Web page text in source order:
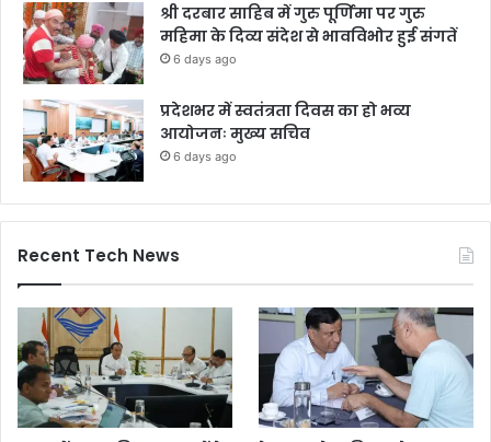
श्री दरबार साहिब में गुरु पूर्णिमा पर गुरु
महिमा के दिव्य संदेश से भावविभोर हुई संगतें
6 days ago
प्रदेशभर में स्वतंत्रता दिवस का हो भव्य
आयोजनः मुख्य सचिव
6 days ago
Recent Tech News